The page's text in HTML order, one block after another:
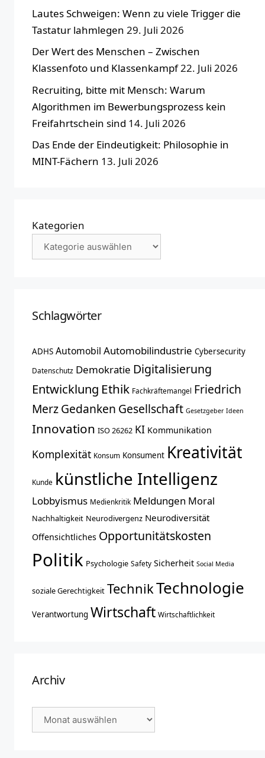
Lautes Schweigen: Wenn zu viele Trigger die
Tastatur lahmlegen 29. Juli 2026
Der Wert des Menschen – Zwischen
Klassenfoto und Klassenkampf22. Juli 2026
Recruiting, bitte mit Mensch: Warum
Algorithmen im Bewerbungsprozess kein
Freifahrtschein sind 14. Juli 2026
Das Ende der Eindeutigkeit: Philosophie in
MINT-Fächern 13. Juli 2026
Kategorien
Schlagwörter
ADHS Automobil Automobilindustrie Cybersecurity
Datenschutz Demokratie Digitalisierung
Entwicklung Ethik Fachkräftemangel Friedrich
MerzGedanken Gesellschaft Gesetzgeber Ideen
Innovation ISO 26262 KI Kommunikation
Komplexität Konsum Konsument Kreativität
Kunde künstliche Intelligenz
Lobbyismus Medienkritik Meldungen Moral
Nachhaltigkeit Neurodivergenz Neurodiversität
Offensichtliches Opportunitätskosten
Politik Psychologie Safety Sicherheit Social Media
soziale Gerechtigkeit TechnikTechnologie
Verantwortung Wirtschaft Wirtschaftlichkeit
Archiv
Archiv